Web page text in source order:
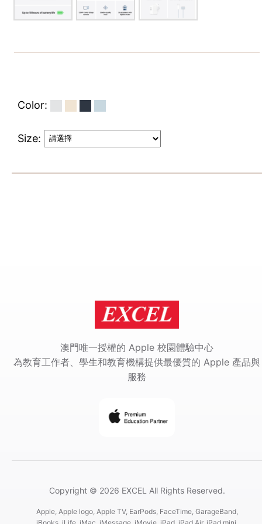
Color:
Size:
澳門唯一授權的 Apple 校園體驗中心
為教育工作者、學生和教育機構提供最優質的 Apple 產品與
服務
Copyright © 2026 EXCEL All Rights Reserved.
Apple, Apple logo, Apple TV, EarPods, FaceTime, GarageBand,